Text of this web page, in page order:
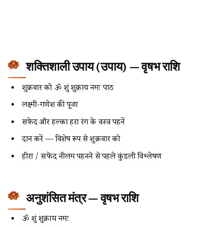
शक्तिशाली उपाय (उपाय) — वृषभ राशि
शुक्रवार को ॐ शुं शुक्राय नमः पाठ
लक्ष्मी-गणेश की पूजा
सफेद और हल्का हरा रंग के वस्त्र पहनें
दान करें — विशेष रूप से शुक्रवार को
हीरा / सफेद नीलम पहनने से पहले कुंडली विश्लेषण
अनुशंसित मंत्र — वृषभ राशि
ॐ शुं शुक्राय नमः